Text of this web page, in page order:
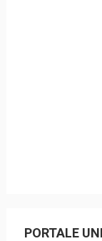
PORTALE